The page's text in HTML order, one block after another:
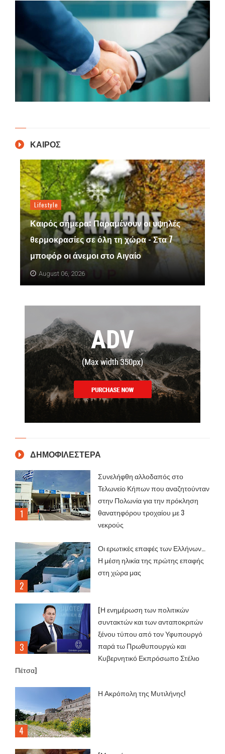
ΚΑΙΡΟΣ
Lifestyle
Καιρός σήμερα: Παραμένουν οι υψηλές
θερμοκρασίες σε όλη τη χώρα - Στα 7
μποφόρ οι άνεμοι στο Αιγαίο
August 06, 2026
ΔΗΜΟΦΙΛΕΣΤΕΡΑ
Συνελήφθη αλλοδαπός στο
Τελωνείο Κήπων που αναζητούνταν
στην Πολωνία για την πρόκληση
θανατηφόρου τροχαίου με 3
νεκρούς
Οι ερωτικές επαφές των Ελλήνων…
Η μέση ηλικία της πρώτης επαφής
στη χώρα μας
[Η ενημέρωση των πολιτικών
συντακτών και των ανταποκριτών
ξένου τύπου από τον Υφυπουργό
παρά τω Πρωθυπουργώ και
Κυβερνητικό Εκπρόσωπο Στέλιο
Πέτσα]
Η Ακρόπολη της Μυτιλήνης!